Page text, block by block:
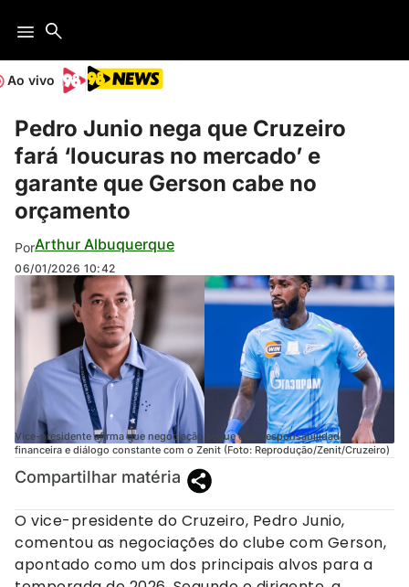
Ao vivo
Pedro Junio nega que Cruzeiro
fará ‘loucuras no mercado’ e
garante que Gerson cabe no
orçamento
PorArthur Albuquerque
06/01/2026 10:42
Vice-presidente afirma que negociação segue com responsabilidade
financeira e diálogo constante com o Zenit (Foto: Reprodução/Zenit/Cruzeiro)
Compartilhar matéria
O vice-presidente do Cruzeiro, Pedro Junio,
comentou as negociações do clube com Gerson,
apontado como um dos principais alvos para a